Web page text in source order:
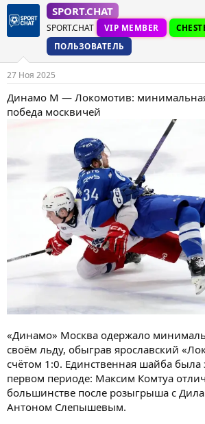
т
о
е
м
ы
т
а
н
а
ч
л
а
SPORT.CHAT
SPORT.CHAT VIP MEMBER
ПОЛЬЗОВАТЕЛЬ
27 Ноя 2025
Динамо М — Локомотив:
победа москвичей
«Динамо» Москва одержало
своём льду, обыграв ярославский
счётом 1:0. Единственная шайба
первом периоде: Максим Комтуа
большинстве после розыгрыша с
Антоном Слепышевым.